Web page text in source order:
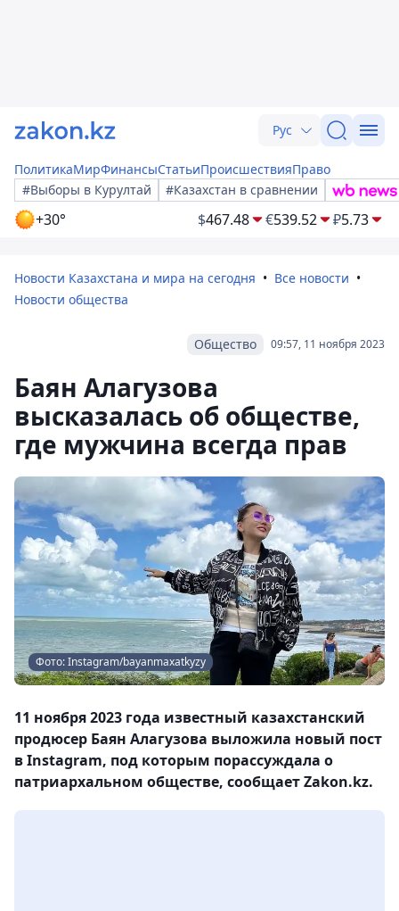
Рус
ПолитикаМирФинансыСтатьиПроисшествияПраво
#Выборы в Курултай
#Казахстан в сравнении
+30° $467.48 €539.52 ₽5.73
Новости Казахстана и мира на сегодня
Все новости
Новости общества
09:57, 11 ноября 2023
Общество
Баян Алагузова
высказалась об обществе,
где мужчина всегда прав
Фото: Instagram/bayanmaxatkyzy
11 ноября 2023 года известный казахстанский
продюсер Баян Алагузова выложила новый пост
в Instagram, под которым порассуждала о
патриархальном обществе, сообщает Zakon.kz.